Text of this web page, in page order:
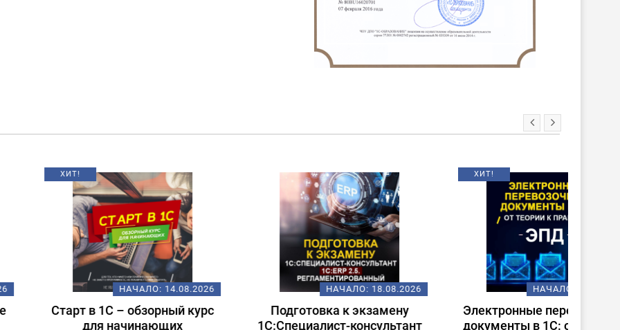
НАЧАЛО: 14.08.2026
в 1С – обзорный курс
для начинающих
НАЧАЛО:18.08.2026
Подготовка к экзамену
1С:Специалист-консультант
НОВИНКА
ХИТ!
18.08.2026
Электронные перевозочные
документы в 1С: от теории к